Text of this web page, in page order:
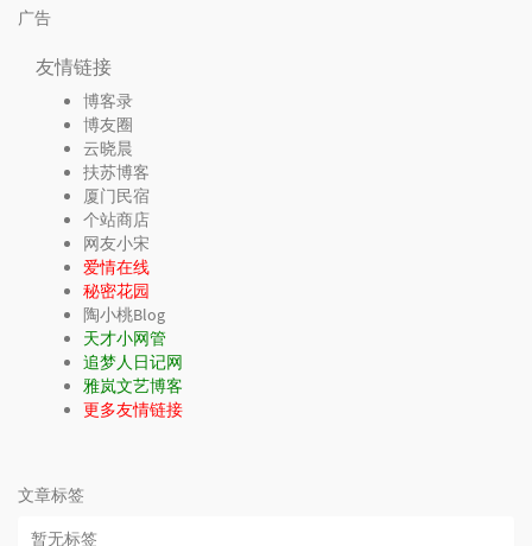
广告
友情链接
博客录
博友圈
云晓晨
扶苏博客
厦门民宿
个站商店
网友小宋
爱情在线
秘密花园
陶小桃Blog
天才小网管
追梦人日记网
雅岚文艺博客
更多友情链接
文章标签
暂无标签